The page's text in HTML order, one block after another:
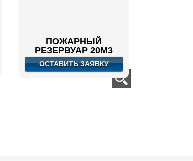
ПОЖАРНЫЙ
РЕЗЕРВУАР 20М3
ОСТАВИТЬ ЗАЯВКУ